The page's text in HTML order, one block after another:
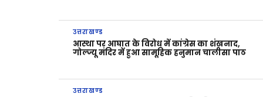
उत्तराखण्ड
आस्था पर आघात के विरोध में कांग्रेस का शंखनाद,
गोल्ज्यू मंदिर में हुआ सामूहिक हनुमान चालीसा पाठ
उत्तराखण्ड